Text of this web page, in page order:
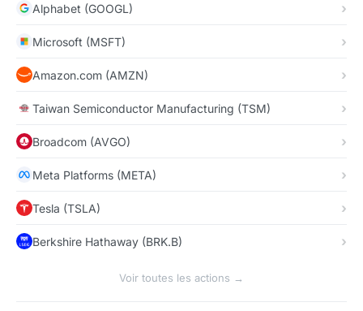
Alphabet (GOOGL)
Microsoft (MSFT)
Amazon.com (AMZN)
Taiwan Semiconductor Manufacturing (TSM)
Broadcom (AVGO)
Meta Platforms (META)
Tesla (TSLA)
Berkshire Hathaway (BRK.B)
Voir toutes les actions →